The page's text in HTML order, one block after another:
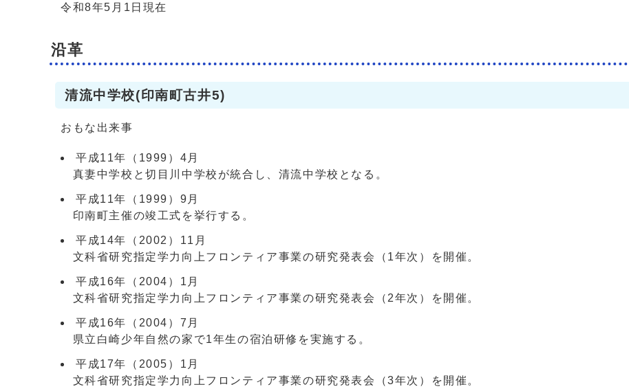
令和8年5月1日現在
沿革
清流中学校(印南町古井5)
おもな出来事
平成11年（1999）4月
真妻中学校と切目川中学校が統合し、清流中学校となる。
平成11年（1999）9月
印南町主催の竣工式を挙行する。
平成14年（2002）11月
文科省研究指定学力向上フロンティア事業の研究発表会（1年次）を開催。
平成16年（2004）1月
文科省研究指定学力向上フロンティア事業の研究発表会（2年次）を開催。
平成16年（2004）7月
県立白崎少年自然の家で1年生の宿泊研修を実施する。
平成17年（2005）1月
文科省研究指定学力向上フロンティア事業の研究発表会（3年次）を開催。